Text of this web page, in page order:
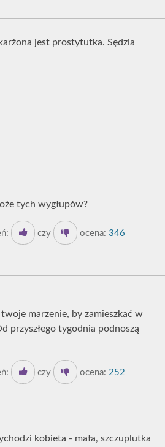
jest prostytutka. Sędzia
tych wygłupów?
czy ocena: 346
twoje marzenie, by zamieszkać w
przyszłego tygodnia podnoszą
czy ocena: 252
kobieta - mała, szczuplutka